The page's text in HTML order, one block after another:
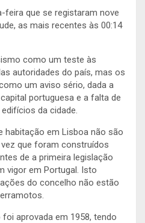
feira que se registaram nove
as mais recentes às 00:14
como um teste às
autoridades do país, mas os
um aviso sério, dada a
portuguesa e a falta de
da cidade.
habitação em Lisboa não são
que foram construídos
de a primeira legislação
vigor em Portugal. Isto
do concelho não estão
aprovada em 1958, tendo